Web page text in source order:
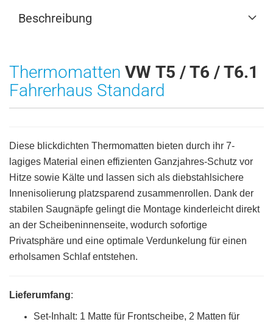
Beschreibung
Thermomatten VW T5 / T6 / T6.1
Fahrerhaus Standard
Diese blickdichten Thermomatten bieten durch ihr 7-
lagiges Material einen effizienten Ganzjahres-Schutz vor
Hitze sowie Kälte und lassen sich als diebstahlsichere
Innenisolierung platzsparend zusammenrollen. Dank der
stabilen Saugnäpfe gelingt die Montage kinderleicht direkt
an der Scheibeninnenseite, wodurch sofortige
Privatsphäre und eine optimale Verdunkelung für einen
erholsamen Schlaf entstehen.
Lieferumfang:
Set-Inhalt: 1 Matte für Frontscheibe, 2 Matten für